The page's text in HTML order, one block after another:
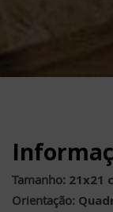
Tamanho: 21x21
Orientação: